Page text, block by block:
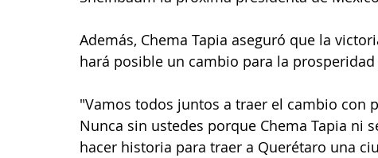
Además, Chema Tapia aseguró que la
hará posible un cambio para la
"Vamos todos juntos a traer el cambio con
Nunca sin ustedes porque Chema Tapia ni
hacer historia para traer a Querétaro una